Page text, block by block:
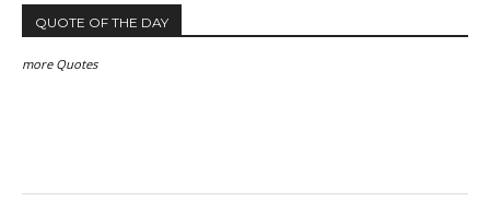
QUOTE OF THE DAY
more Quotes